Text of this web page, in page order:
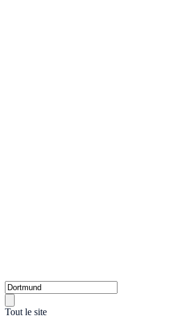
Tout le site